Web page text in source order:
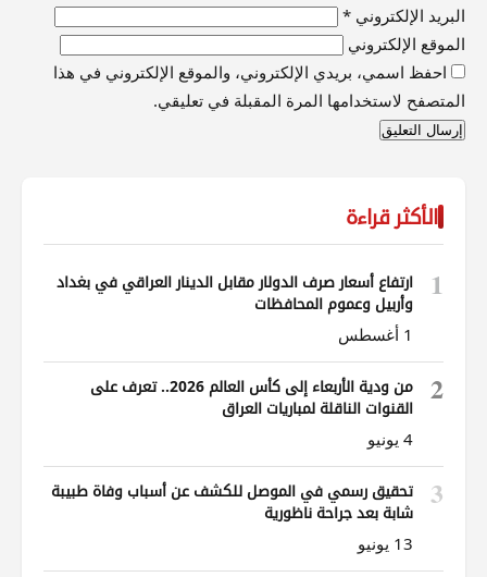
البريد الإلكتروني *
الموقع الإلكتروني
احفظ اسمي، بريدي الإلكتروني، والموقع الإلكتروني في هذا
المتصفح لاستخدامها المرة المقبلة في تعليقي.
الأكثر قراءة
1
ارتفاع أسعار صرف الدولار مقابل الدينار العراقي في بغداد
وأربيل وعموم المحافظات
1 أغسطس
2
من ودية الأربعاء إلى كأس العالم 2026.. تعرف على
القنوات الناقلة لمباريات العراق
4 يونيو
3
تحقيق رسمي في الموصل للكشف عن أسباب وفاة طبيبة
شابة بعد جراحة ناظورية
13 يونيو